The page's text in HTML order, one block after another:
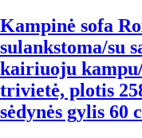
Kampinė sofa
sulankstoma/su
kairiuoju
trivietė, plotis
sėdynės gylis 60